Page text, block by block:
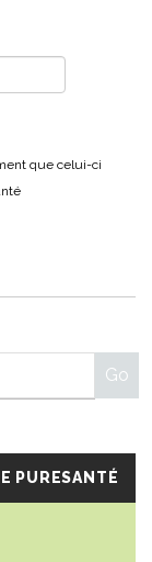
PURESANTÉ